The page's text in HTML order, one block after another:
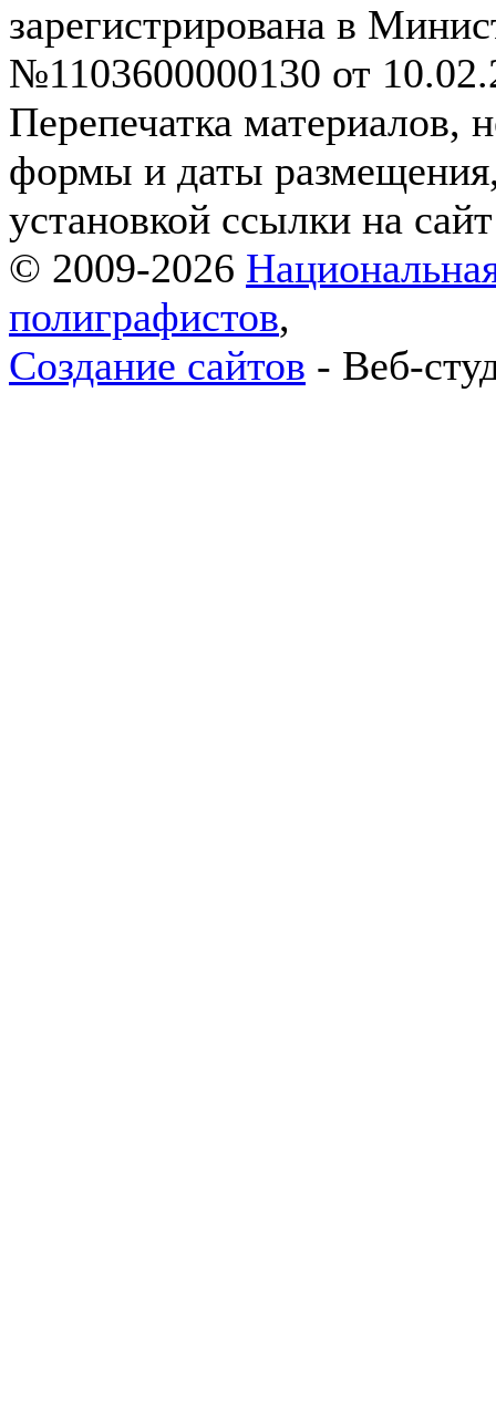
зарегистрирована в
№1103600000130 от
Перепечатка материалов,
формы и даты
установкой ссылки на
© 2009-2026
полиграфистов,
Создание сайтов - Веб-